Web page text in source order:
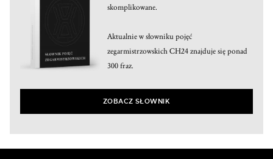
skomplikowane.
Aktualnie w słowniku pojęć
zegarmistrzowskich CH24 znajduje się ponad
300 fraz.
ZOBACZ SŁOWNIK